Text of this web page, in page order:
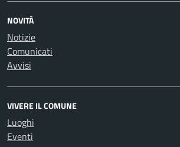
NOVITÀ
Notizie
Comunicati
Avvisi
VIVERE IL COMUNE
Luoghi
Eventi